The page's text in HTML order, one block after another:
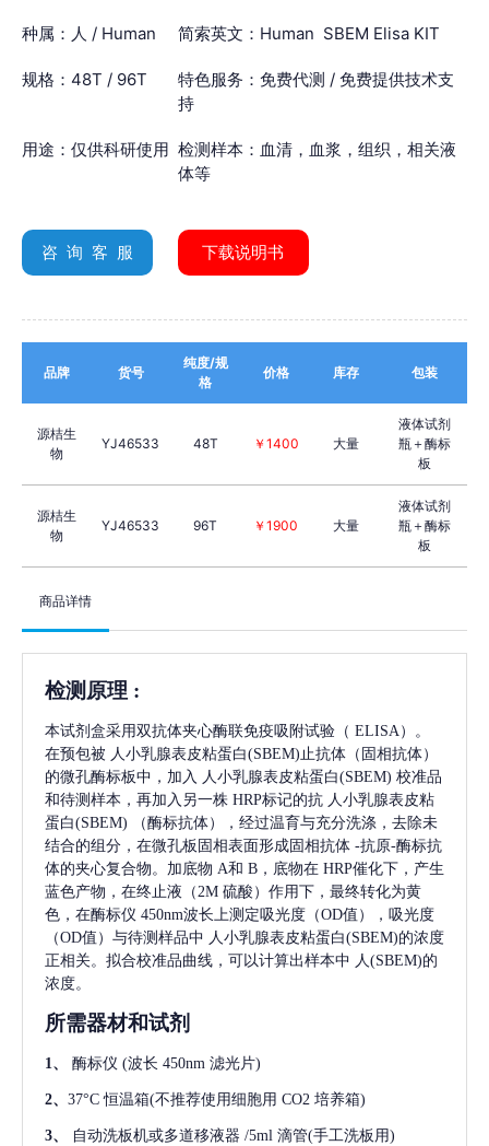
种属：人 / Human 简索英文：Human SBEM Elisa KIT
规格：48T / 96T
特色服务：免费代测 / 免费提供技术支
持
用途：仅供科研使用 检测样本：血清，血浆，组织，相关液
体等
咨 询 客 服 下载说明书
品牌 货号
纯度/规
格
价格 库存 包装
源桔生
物
YJ46533 48T ￥1400 大量
液体试剂
瓶＋酶标
板
源桔生
物
YJ46533 96T ￥1900 大量
液体试剂
瓶＋酶标
板
商品详情
检测原理 :
本试剂盒采用双抗体夹心酶联免疫吸附试验（ ELISA）。
在预包被 人小乳腺表皮粘蛋白(SBEM)止抗体（固相抗体）
的微孔酶标板中，加入 人小乳腺表皮粘蛋白(SBEM) 校准品
和待测样本，再加入另一株 HRP标记的抗 人小乳腺表皮粘
蛋白(SBEM)
（酶标抗体），经过温育与充分洗涤，去除未
结合的组分，在微孔板固相表面形成固相抗体 -抗原-酶标抗
体的夹心复合物。加底物 A和 B，底物在 HRP催化下，产生
蓝色产物，在终止液（2M 硫酸）作用下，最终转化为黄
色，在酶标仪 450nm波长上测定吸光度（OD值），吸光度
（OD值）与待测样品中 人小乳腺表皮粘蛋白(SBEM)的浓度
正相关。拟合校准品曲线，可以计算出样本中 人(SBEM)的
浓度。
所需器材和试剂
1、 酶标仪 (波长 450nm 滤光片)
2、 37°C 恒温箱(不推荐使用细胞用 CO2 培养箱)
3、 自动洗板机或多道移液器 /5ml 滴管(手工洗板用)